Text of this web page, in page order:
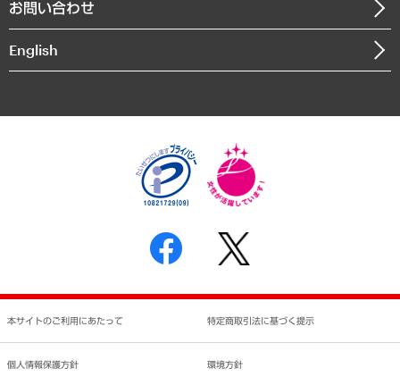
インドネシア現地法人
個人情報保護方針
反社会的勢力に対する基本方針
書面による個人情報の開示等の請求の手続きについて
お問い合わせ
English
本サイトのご利用にあたって 特定商取引法に基づく提示
個人情報保護方針 環境方針